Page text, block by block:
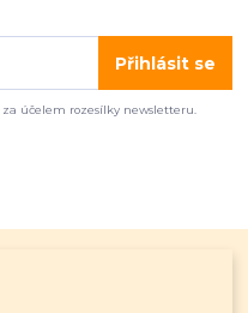
Přihlásit se
za účelem rozesílky newsletteru.